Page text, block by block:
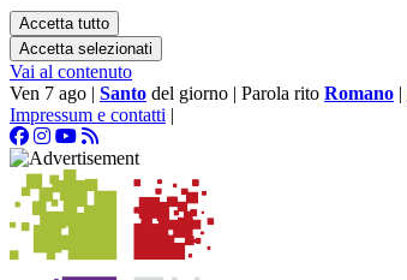
Accetta tutto
Accetta selezionati
Vai al contenuto
Ven 7 ago | Santo del giorno | Parola rito Romano |
Impressum e contatti |